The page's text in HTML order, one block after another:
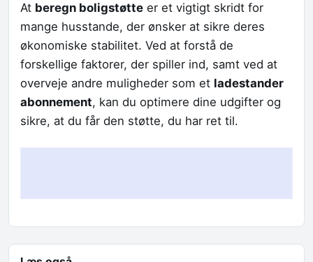
At beregn boligstøtte er et vigtigt skridt for
mange husstande, der ønsker at sikre deres
økonomiske stabilitet. Ved at forstå de
forskellige faktorer, der spiller ind, samt ved at
overveje andre muligheder som et ladestander
abonnement, kan du optimere dine udgifter og
sikre, at du får den støtte, du har ret til.